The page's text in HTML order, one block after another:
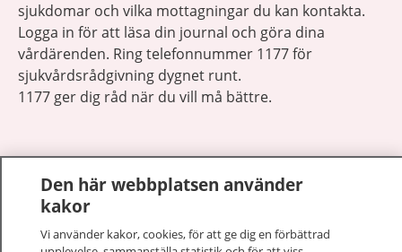
sjukdomar och vilka mottagningar du kan kontakta.
Logga in för att läsa din journal och göra dina
vårdärenden. Ring telefonnummer 1177 för
sjukvårdsrådgivning dygnet runt.
1177 ger dig råd när du vill må bättre.
1177 på flera språk
Den här webbplatsen använder
kakor
Vi använder kakor, cookies, för att ge dig en förbättrad